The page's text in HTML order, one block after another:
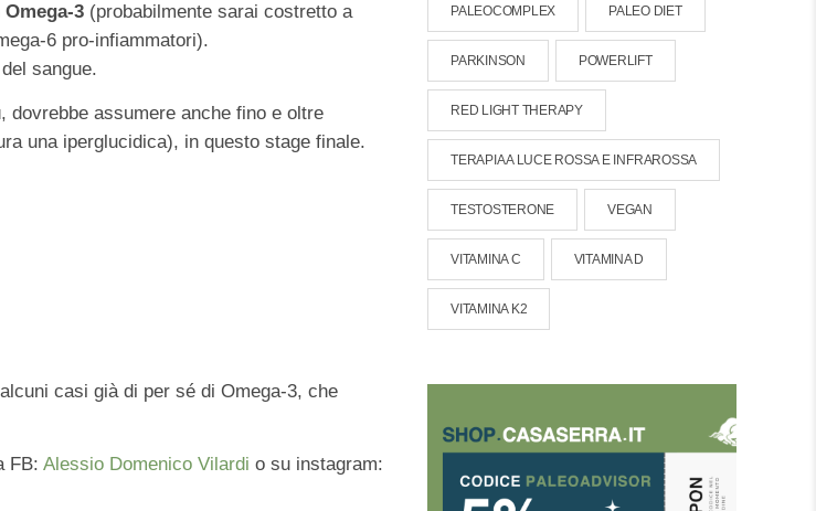
3 (probabilmente sarai costretto a
6 pro-infiammatori).
sangue.
dovrebbe assumere anche fino e oltre
una iperglucidica), in questo stage finale.
casi già di per sé di Omega-3, che
FB: Alessio Domenico Vilardi o su instagram:
PALEOCOMPLEX PALEO DIET
PARKINSON POWERLIFT
RED LIGHT THERAPY
TERAPIA A LUCE ROSSA E INFRAROSSA
TESTOSTERONE VEGAN
VITAMINA C VITAMINA D
VITAMINA K2